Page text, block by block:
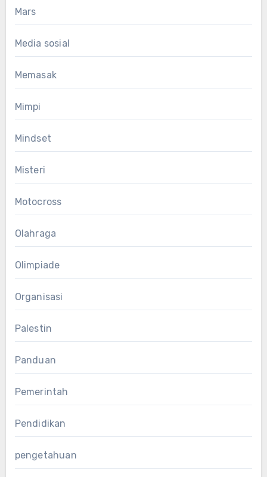
Mars
Media sosial
Memasak
Mimpi
Mindset
Misteri
Motocross
Olahraga
Olimpiade
Organisasi
Palestin
Panduan
Pemerintah
Pendidikan
pengetahuan